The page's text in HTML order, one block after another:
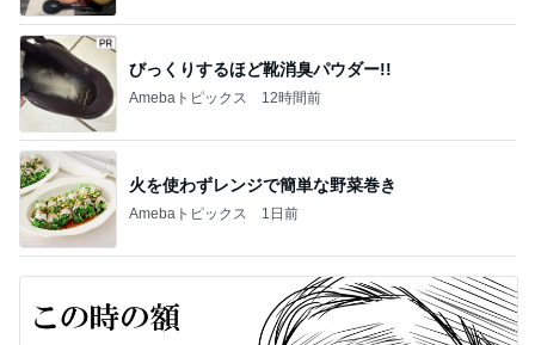
びっくりするほど靴消臭パウダー!!
Amebaトピックス 12時間前
火を使わずレンジで簡単な野菜巻き
Amebaトピックス 1日前